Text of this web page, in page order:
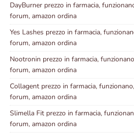
DayBurner prezzo in farmacia,
forum, amazon ordina
Yes Lashes prezzo in farmacia,
forum, amazon ordina
Nootronin prezzo in farmacia,
forum, amazon ordina
Collagent prezzo in farmacia,
forum, amazon ordina
Slimella Fit prezzo in farmacia,
forum, amazon ordina